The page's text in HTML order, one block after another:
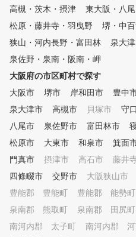
がでしようか⁉ ◆アメリカンゴ
ルフスクールには、心揺さぶる
何かが・・・・・ 月4回・無制
限コースがあり、いずれもグリ
始まり体の動き・腕の動きを覚
えます。 もちろん、初心者に
はグリップ・構えから始まりバ
ランスの良い綺麗なスイング形
成を目指します。 経験者には
、毎月開催される『ラウンドレ
の技術力(スキル)を鍛錬します
。 そのほか、定期的に開催さ
れるイベント企画も好評です。
ゴルフスクールコンペ・教室対
抗競技会・国内ゴルフツアー(3
回)・レディース親睦コンペ・
ベント(盛り上がりビアガーデ
高槻・茨木・摂津
東大阪・八
松原・藤井寺・羽曳野
堺・中
狭山・河内長野・富田林
泉大
泉佐野・泉南・阪南・岬
大阪府の市区町村で探す
大阪市
堺市 岸和田市 豊中
泉大津市
高槻市 貝塚市 守
八尾市
泉佐野市 富田林市
松原市
大東市 和泉市 箕面
門真市
摂津市 高石市 藤井
四條畷市
交野市 大阪狭山市
豊能郡 豊能町
豊能郡 能勢町
泉南郡 熊取町
泉南郡 田尻町
南河内郡 太子町
南河内郡 河